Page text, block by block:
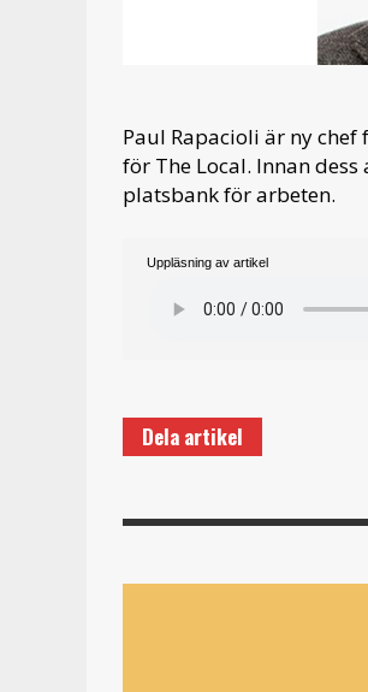
Paul Rapacioli är ny
för The Local. Innan
platsbank för arbeten.
Uppläsning av artikel
Dela artikel